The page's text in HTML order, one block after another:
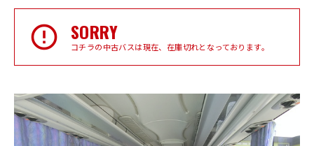
SORRY
コチラの中古バスは現在、在庫切れとなっております。